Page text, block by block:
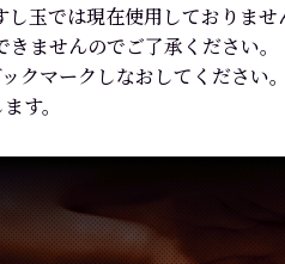
玉では現在使用しておりませ
ませんのでご了承ください。
クマークしなおしてください。
す。